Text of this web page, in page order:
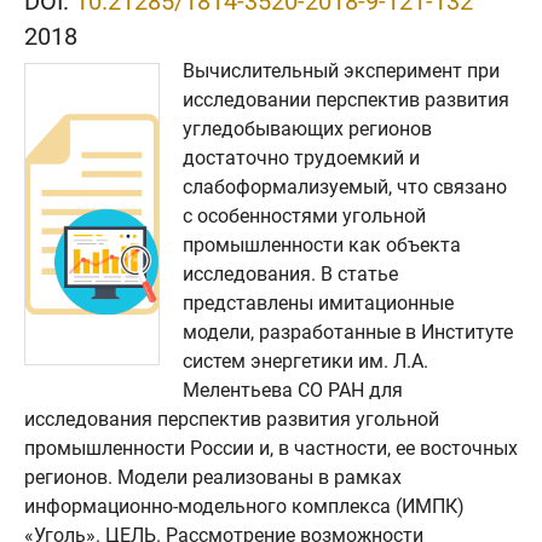
2018
Вычислительный эксперимент при
исследовании перспектив развития
угледобывающих регионов
достаточно трудоемкий и
слабоформализуемый, что связано
с особенностями угольной
промышленности как объекта
исследования. В статье
представлены имитационные
модели, разработанные в Институте
систем энергетики им. Л.А.
Мелентьева СО РАН для
исследования перспектив развития угольной
промышленности России и, в частности, ее восточных
регионов. Модели реализованы в рамках
информационно-модельного комплекса (ИМПК)
«Уголь». ЦЕЛЬ. Рассмотрение возможности